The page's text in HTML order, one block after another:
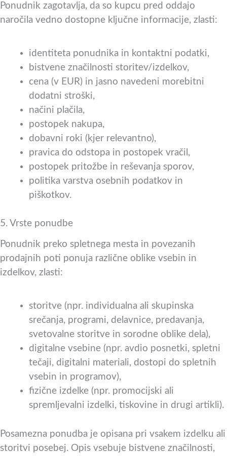
Ponudnik zagotavlja, da so kupcu pred oddajo
naročila vedno dostopne ključne informacije, zlasti:
identiteta ponudnika in kontaktni podatki,
bistvene značilnosti storitev/izdelkov,
cena (v EUR) in jasno navedeni morebitni
dodatni stroški,
načini plačila,
postopek nakupa,
dobavni roki (kjer relevantno),
pravica do odstopa in postopek vračil,
postopek pritožbe in reševanja sporov,
politika varstva osebnih podatkov in
piškotkov.
5. Vrste ponudbe
Ponudnik preko spletnega mesta in povezanih
prodajnih poti ponuja različne oblike vsebin in
izdelkov, zlasti:
storitve (npr. individualna ali skupinska
srečanja, programi, delavnice, predavanja,
svetovalne storitve in sorodne oblike dela),
digitalne vsebine (npr. avdio posnetki, spletni
tečaji, digitalni materiali, dostopi do spletnih
vsebin in programov),
fizične izdelke (npr. promocijski ali
spremljevalni izdelki, tiskovine in drugi artikli).
Posamezna ponudba je opisana pri vsakem izdelku ali
storitvi posebej. Opis vsebuje bistvene značilnosti,